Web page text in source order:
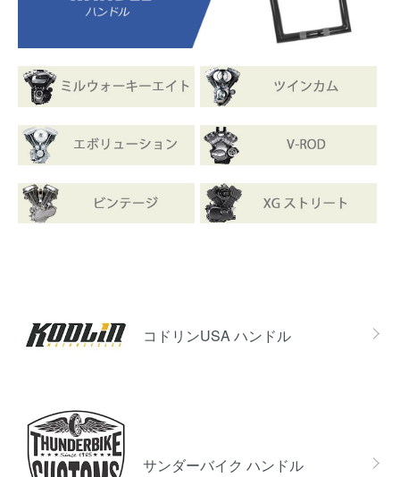
コドリンUSA ハンドル
サンダーバイク ハンドル